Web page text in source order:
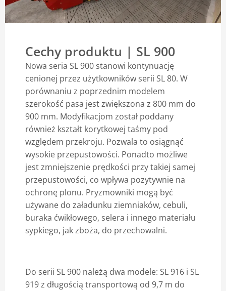
Cechy produktu | SL 900
Nowa seria SL 900 stanowi kontynuację
cenionej przez użytkowników serii SL 80. W
porównaniu z poprzednim modelem
szerokość pasa jest zwiększona z 800 mm do
900 mm. Modyfikacjom został poddany
również kształt korytkowej taśmy pod
względem przekroju. Pozwala to osiągnąć
wysokie przepustowości. Ponadto możliwe
jest zmniejszenie prędkości przy takiej samej
przepustowości, co wpływa pozytywnie na
ochronę plonu. Pryzmowniki mogą być
używane do załadunku ziemniaków, cebuli,
buraka ćwikłowego, selera i innego materiału
sypkiego, jak zboża, do przechowalni.
Do serii SL 900 należą dwa modele: SL 916 i SL
919 z długością transportową od 9,7 m do
Kariera
Kontakt
Blog